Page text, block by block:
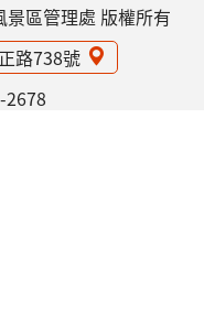
區管理處 版權所有
路738號
2678